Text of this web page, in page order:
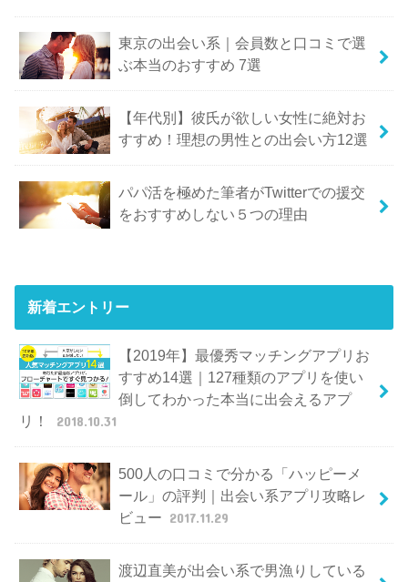
東京の出会い系｜会員数と口コミで選
ぶ本当のおすすめ 7選
【年代別】彼氏が欲しい女性に絶対お
すすめ！理想の男性との出会い方12選
パパ活を極めた筆者がTwitterでの援交
をおすすめしない５つの理由
新着エントリー
【2019年】最優秀マッチングアプリお
すすめ14選｜127種類のアプリを使い
倒してわかった本当に出会えるアプ
リ！
2018.10.31
500人の口コミで分かる「ハッピーメ
ール」の評判｜出会い系アプリ攻略レ
ビュー 2017.11.29
渡辺直美が出会い系で男漁りしている